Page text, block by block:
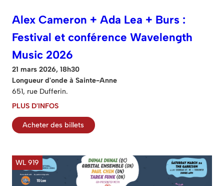
Alex Cameron + Ada Lea + Burs :
Festival et conférence Wavelength
Music 2026
21 mars 2026, 18h30
Longueur d'onde à Sainte-Anne
651, rue Dufferin.
PLUS D'INFOS
Acheter des billets
WL 919